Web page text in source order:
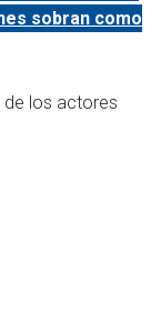
sobran como
de los actores